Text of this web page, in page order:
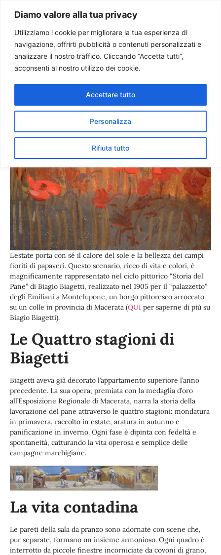
Diamo valore alla tua privacy
Utilizziamo i cookie per migliorare la tua esperienza di
navigazione, offrirti pubblicità o contenuti personalizzati e
analizzare il nostro traffico. Cliccando “Accetta tutti”,
acconsenti al nostro utilizzo dei cookie.
Personalizza
Rifiuta tutto
Accettare tutto
Paolo Ondarza
La “Storia del Pane” di
Biagio Biagetti: un omaggio
ai Campi Marchigiani
L’estate porta con sé il calore del sole e la bellezza dei campi
fioriti di papaveri. Questo scenario, ricco di vita e colori, è
magnificamente rappresentato nel ciclo pittorico “Storia del
Pane” di Biagio Biagetti, realizzato nel 1905 per il “palazzetto”
degli Emiliani a Montelupone, un borgo pittoresco arroccato
su un colle in provincia di Macerata (QUI per saperne di più su
Biagio Biagetti).
Le Quattro stagioni di
Biagetti
Biagetti aveva già decorato l’appartamento superiore l’anno
precedente. La sua opera, premiata con la medaglia d’oro
all’Esposizione Regionale di Macerata, narra la storia della
lavorazione del pane attraverso le quattro stagioni: mondatura
in primavera, raccolto in estate, aratura in autunno e
panificazione in inverno. Ogni fase è dipinta con fedeltà e
spontaneità, catturando la vita operosa e semplice delle
campagne marchigiane.
La vita contadina
Le pareti della sala da pranzo sono adornate con scene che,
pur separate, formano un insieme armonioso. Ogni quadro è
interrotto da piccole finestre incorniciate da covoni di grano,